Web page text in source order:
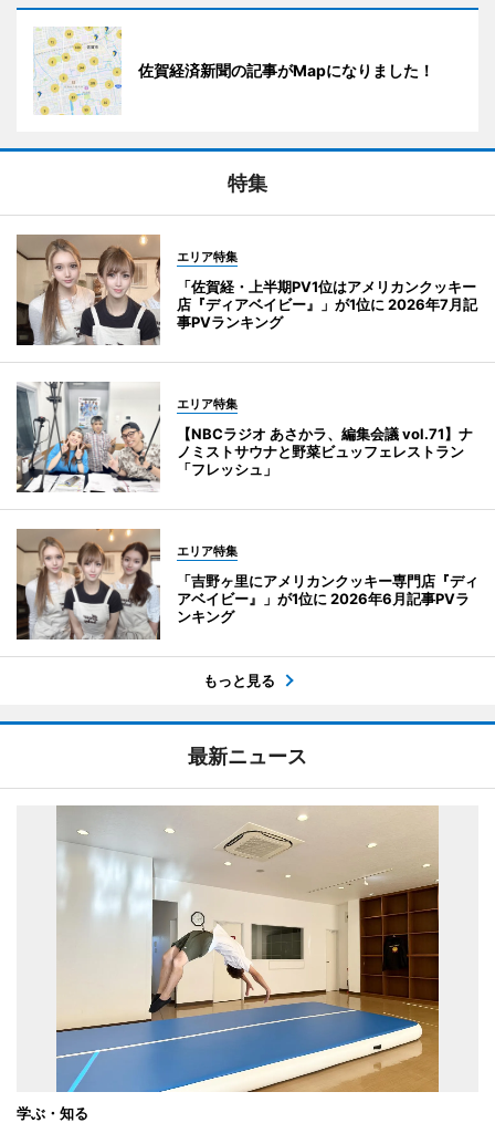
佐賀経済新聞の記事がMapになりました！
特集
エリア特集
「佐賀経・上半期PV1位はアメリカンクッキー
店『ディアベイビー』」が1位に 2026年7月記
事PVランキング
エリア特集
【NBCラジオ あさかラ、編集会議 vol.71】ナ
ノミストサウナと野菜ビュッフェレストラン
「フレッシュ」
エリア特集
「吉野ヶ里にアメリカンクッキー専門店『ディ
アベイビー』」が1位に 2026年6月記事PVラ
ンキング
もっと見る
最新ニュース
学ぶ・知る